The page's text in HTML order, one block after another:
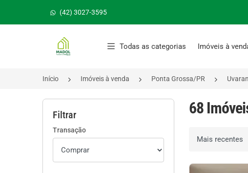
(42) 3027-3595
Página inicial
Todas as categorias Imóveis à
Início Imóveis à venda Ponta Grossa/PR
Filtrar
Transação
68
Ordenar por